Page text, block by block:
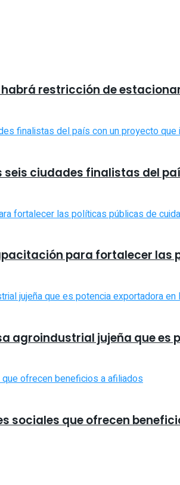
habrá restricción de
seis ciudades finalistas del
para fortalecer las
agroindustrial jujeña que es
sociales que ofrecen